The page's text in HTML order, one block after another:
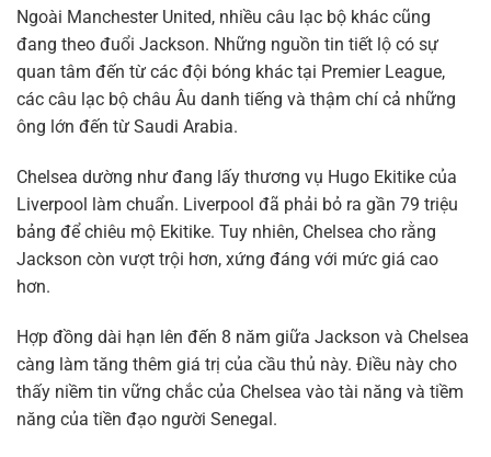
Ngoài Manchester United, nhiều câu lạc bộ khác cũng
đang theo đuổi Jackson. Những nguồn tin tiết lộ có sự
quan tâm đến từ các đội bóng khác tại Premier League,
các câu lạc bộ châu Âu danh tiếng và thậm chí cả những
ông lớn đến từ Saudi Arabia.
Chelsea dường như đang lấy thương vụ Hugo Ekitike của
Liverpool làm chuẩn. Liverpool đã phải bỏ ra gần 79 triệu
bảng để chiêu mộ Ekitike. Tuy nhiên, Chelsea cho rằng
Jackson còn vượt trội hơn, xứng đáng với mức giá cao
hơn.
Hợp đồng dài hạn lên đến 8 năm giữa Jackson và Chelsea
càng làm tăng thêm giá trị của cầu thủ này. Điều này cho
thấy niềm tin vững chắc của Chelsea vào tài năng và tiềm
năng của tiền đạo người Senegal.